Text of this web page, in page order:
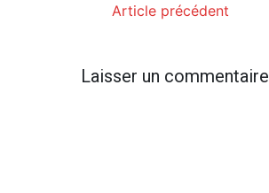
Article précédent
Laisser un commentaire